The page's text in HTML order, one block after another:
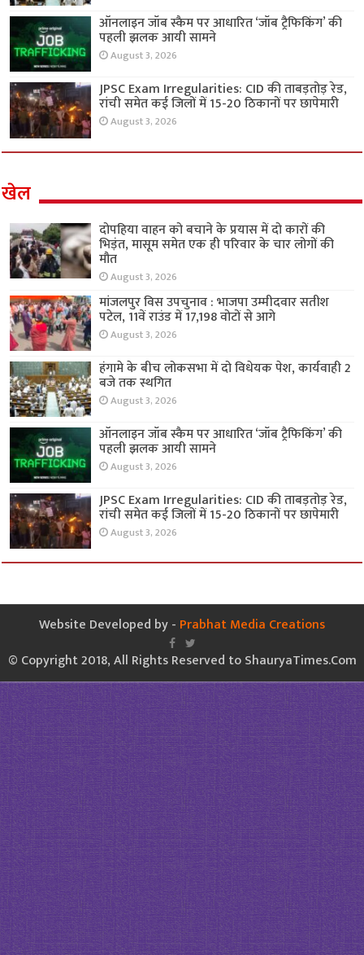
ऑनलाइन जॉब स्कैम पर आधारित ‘जॉब ट्रैफिकिंग’ की
पहली झलक आयी सामने
August 3, 2026
JPSC Exam Irregularities: CID की ताबड़तोड़ रेड,
रांची समेत कई जिलों में 15-20 ठिकानों पर छापेमारी
August 3, 2026
खेल
दोपहिया वाहन को बचाने के प्रयास में दो कारों की
भिड़ंत, मासूम समेत एक ही परिवार के चार लोगों की
मौत
August 3, 2026
मांजलपुर विस उपचुनाव : भाजपा उम्मीदवार सतीश
पटेल, 11वें राउंड में 17,198 वोटों से आगे
August 3, 2026
हंगामे के बीच लोकसभा में दो विधेयक पेश, कार्यवाही 2
बजे तक स्थगित
August 3, 2026
ऑनलाइन जॉब स्कैम पर आधारित ‘जॉब ट्रैफिकिंग’ की
पहली झलक आयी सामने
August 3, 2026
JPSC Exam Irregularities: CID की ताबड़तोड़ रेड,
रांची समेत कई जिलों में 15-20 ठिकानों पर छापेमारी
August 3, 2026
Website Developed by - Prabhat Media Creations
© Copyright 2018, All Rights Reserved to ShauryaTimes.Com